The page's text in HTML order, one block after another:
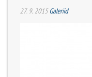
27. 9. 2015Galeriid